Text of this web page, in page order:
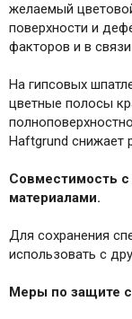
желаемый
поверхности и
факторов и в
На гипсовых
цветные полосы
Haftgrund снижает
Совместимость
материалами.
Для сохранения
использовать с
Меры по защите